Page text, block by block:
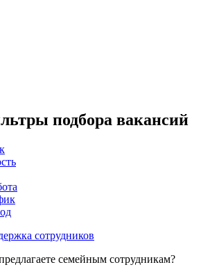
подбора вакансий
сотрудников
семейным сотрудникам?